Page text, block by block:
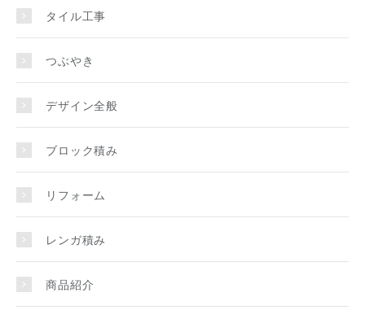
タイル工事
つぶやき
デザイン全般
ブロック積み
リフォーム
レンガ積み
商品紹介